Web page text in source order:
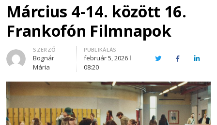
Március 4-14. között 16.
Frankofón Filmnapok
Author
SZERZŐ
Bognár
Mária
PUBLIKÁLÁS
február 5, 2026
08:20
TwitterFacebook